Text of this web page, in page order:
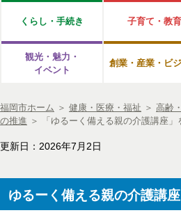
くらし・手続き 子育て・教育
観光・魅力・
イベント
創業・産業・ビ
福岡市ホーム ＞ 健康・医療・福祉 ＞ 高齢
の推進 ＞ 「ゆるーく備える親の介護講座
更新日：2026年7月2日
ゆるーく備える親の介護講座